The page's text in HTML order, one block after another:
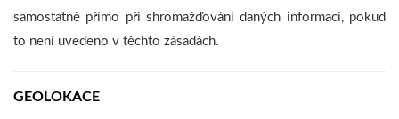
samostatně přímo při shromažďování daných informací, pokud
to není uvedeno v těchto zásadách.
GEOLOKACE